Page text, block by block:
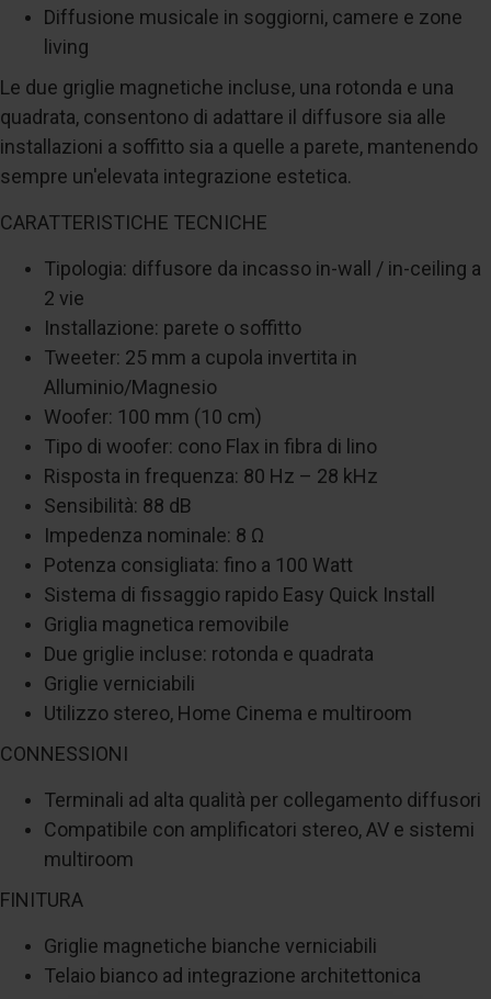
Diffusione musicale in soggiorni, camere e zone
living
Le due griglie magnetiche incluse, una rotonda e una
quadrata, consentono di adattare il diffusore sia alle
installazioni a soffitto sia a quelle a parete, mantenendo
sempre un'elevata integrazione estetica.
CARATTERISTICHE TECNICHE
Tipologia: diffusore da incasso in-wall / in-ceiling a
2 vie
Installazione: parete o soffitto
Tweeter: 25 mm a cupola invertita in
Alluminio/Magnesio
Woofer: 100 mm (10 cm)
Tipo di woofer: cono Flax in fibra di lino
Risposta in frequenza: 80 Hz – 28 kHz
Sensibilità: 88 dB
Impedenza nominale: 8 Ω
Potenza consigliata: fino a 100 Watt
Sistema di fissaggio rapido Easy Quick Install
Griglia magnetica removibile
Due griglie incluse: rotonda e quadrata
Griglie verniciabili
Utilizzo stereo, Home Cinema e multiroom
CONNESSIONI
Terminali ad alta qualità per collegamento diffusori
Compatibile con amplificatori stereo, AV e sistemi
multiroom
FINITURA
Griglie magnetiche bianche verniciabili
Telaio bianco ad integrazione architettonica